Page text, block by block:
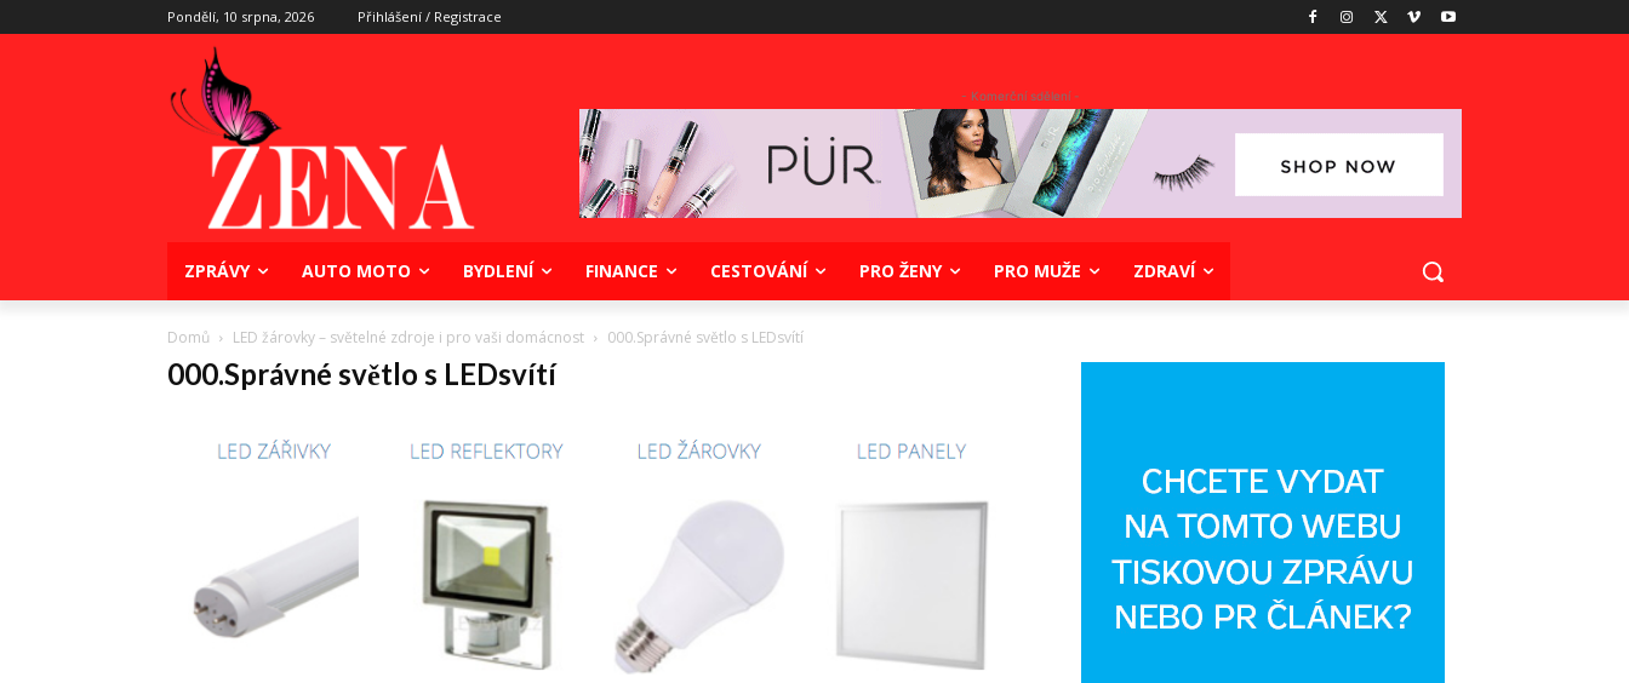
Pondělí, 10 srpna, 2026 Přihlášení / Registrace
- Komerční sdělení -
ZPRÁVY AUTO MOTO BYDLENÍ FINANCE CESTOVÁNÍ PRO ŽENY PRO MUŽE ZDRAVÍ
Domů LED žárovky – světelné zdroje i pro vaši domácnost 000.Správné světlo s LEDsvítí
000.Správné světlo s LEDsvítí